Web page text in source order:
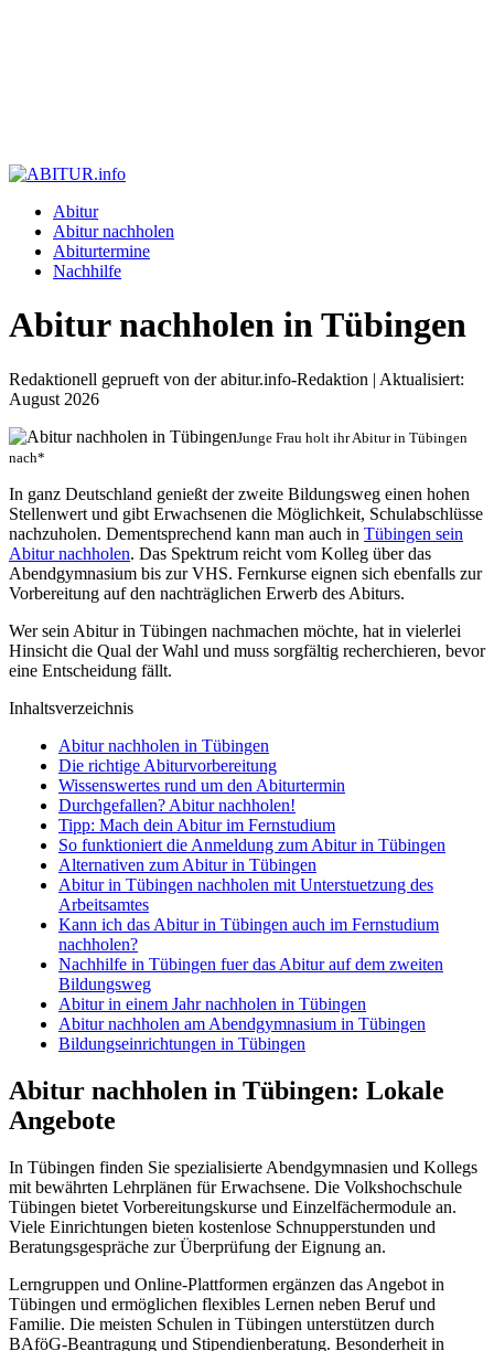
Abitur
Abitur nachholen
Abiturtermine
Nachhilfe
Abitur nachholen in Tübingen
Redaktionell geprueft von der abitur.info-Redaktion | Aktualisiert:
August 2026
Junge Frau holt ihr Abitur in Tübingen
nach*
In ganz Deutschland genießt der zweite Bildungsweg einen hohen
Stellenwert und gibt Erwachsenen die Möglichkeit, Schulabschlüsse
nachzuholen. Dementsprechend kann man auch in Tübingen sein
Abitur nachholen. Das Spektrum reicht vom Kolleg über das
Abendgymnasium bis zur VHS. Fernkurse eignen sich ebenfalls zur
Vorbereitung auf den nachträglichen Erwerb des Abiturs.
Wer sein Abitur in Tübingen nachmachen möchte, hat in vielerlei
Hinsicht die Qual der Wahl und muss sorgfältig recherchieren, bevor
eine Entscheidung fällt.
Inhaltsverzeichnis
Abitur nachholen in Tübingen
Die richtige Abiturvorbereitung
Wissenswertes rund um den Abiturtermin
Durchgefallen? Abitur nachholen!
Tipp: Mach dein Abitur im Fernstudium
So funktioniert die Anmeldung zum Abitur in Tübingen
Alternativen zum Abitur in Tübingen
Abitur in Tübingen nachholen mit Unterstuetzung des
Arbeitsamtes
Kann ich das Abitur in Tübingen auch im Fernstudium
nachholen?
Nachhilfe in Tübingen fuer das Abitur auf dem zweiten
Bildungsweg
Abitur in einem Jahr nachholen in Tübingen
Abitur nachholen am Abendgymnasium in Tübingen
Bildungseinrichtungen in Tübingen
Abitur nachholen in Tübingen: Lokale
Angebote
In Tübingen finden Sie spezialisierte Abendgymnasien und Kollegs
mit bewährten Lehrplänen für Erwachsene. Die Volkshochschule
Tübingen bietet Vorbereitungskurse und Einzelfächermodule an.
Viele Einrichtungen bieten kostenlose Schnupperstunden und
Beratungsgespräche zur Überprüfung der Eignung an.
Lerngruppen und Online-Plattformen ergänzen das Angebot in
Tübingen und ermöglichen flexibles Lernen neben Beruf und
Familie. Die meisten Schulen in Tübingen unterstützen durch
BAföG-Beantragung und Stipendienberatung. Besonderheit in